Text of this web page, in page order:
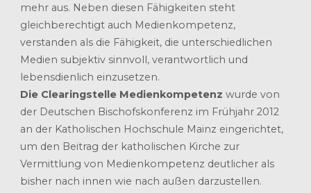
mehr aus. Neben diesen Fähigkeiten steht
gleichberechtigt auch Medienkompetenz,
verstanden als die Fähigkeit, die unterschiedlichen
Medien subjektiv sinnvoll, verantwortlich und
lebensdienlich einzusetzen.
Die Clearingstelle Medienkompetenz wurde von
der Deutschen Bischofskonferenz im Frühjahr 2012
an der Katholischen Hochschule Mainz eingerichtet,
um den Beitrag der katholischen Kirche zur
Vermittlung von Medienkompetenz deutlicher als
bisher nach innen wie nach außen darzustellen.